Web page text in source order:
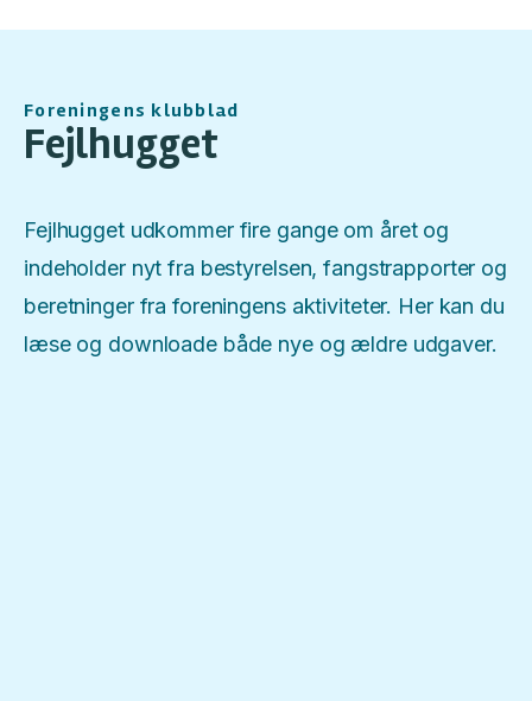
Foreningens klubblad
Fejlhugget
Fejlhugget udkommer fire gange om året og
indeholder nyt fra bestyrelsen, fangstrapporter og
beretninger fra foreningens aktiviteter. Her kan du
læse og downloade både nye og ældre udgaver.